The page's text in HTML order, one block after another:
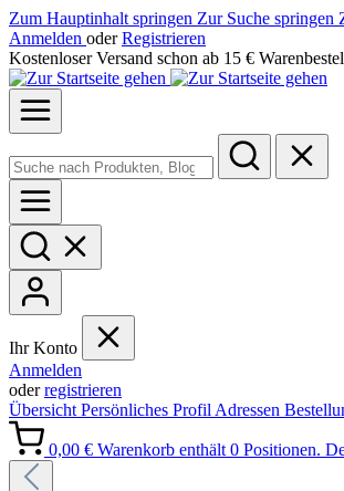
Zum Hauptinhalt springen Zur Suche springen
Anmelden oder Registrieren
Kostenloser Versand schon ab 15 €
Ihr Konto
Anmelden
oderregistrieren
Übersicht Persönliches Profil Adressen
0,00 € Warenkorb enthält 0 Positionen.